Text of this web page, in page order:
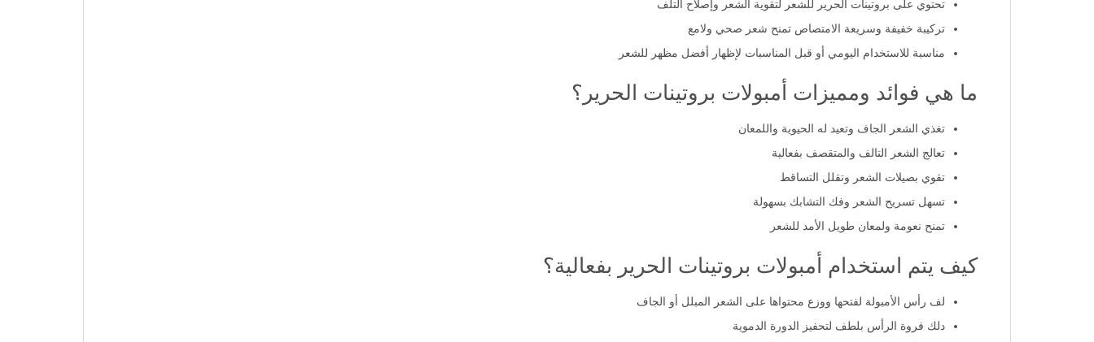
أمبولات تركيز عالي للعناية بالشعر التالف والجاف
تحتوي على بروتينات الحرير للشعر لتقوية الشعر وإصلاح التلف
تركيبة خفيفة وسريعة الامتصاص تمنح شعر صحي ولامع
مناسبة للاستخدام اليومي أو قبل المناسبات لإظهار أفضل مظهر للشعر
تغذي الشعر الجاف وتعيد له الحيوية واللمعان
تعالج الشعر التالف والمتقصف بفعالية
تقوي بصيلات الشعر وتقلل التساقط
تسهل تسريح الشعر وفك التشابك بسهولة
تمنح نعومة ولمعان طويل الأمد للشعر
كيف يتم استخدام أمبولات بروتينات الحرير بفعالية؟
لف رأس الأمبولة لفتحها ووزع محتواها على الشعر المبلل أو الجاف